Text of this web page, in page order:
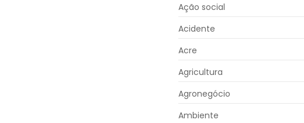
Ação social
Acidente
Acre
Agricultura
Agronegócio
Ambiente